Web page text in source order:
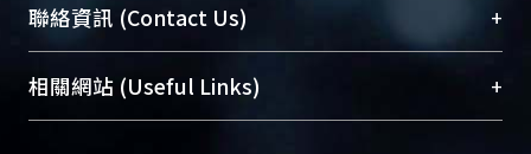
臺大位居世界頂尖大學之列，為永久珍藏及向國際
展現本校豐碩的研究成果及學術能量，圖書館整合
機構典藏（NTUR）與學術庫（AH）不同功能平
台，成為臺大學術典藏NTU scholars。期能整合研
聯絡資訊 (Contact Us) +
總館學科館員(Main Library)
醫學圖書館學科館員(Medical Library)
相關網站 (Useful Links) +